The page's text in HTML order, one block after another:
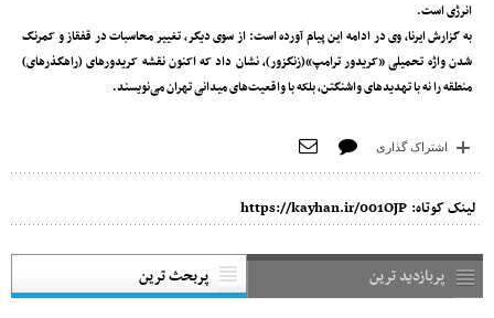
انرژی است.
به گزارش ایرنا، وی در ادامه این پیام آورده است: از سوی دیگر، تغییر محاسبات در قفقاز و کمرنگ
شدن واژه تحمیلی «کریدور ترامپ»(زنگزور)، نشان داد که اکنون نقشه کریدورهای (راهگذرهای)
منطقه را نه با تهدیدهای واشنگتن، بلکه با واقعیت‌های میدانی تهران می‌نویسند.
اشتراک گذاری
لینک کوتاه: https://kayhan.ir/001OJP
پربازدید ترین پربحث ترین